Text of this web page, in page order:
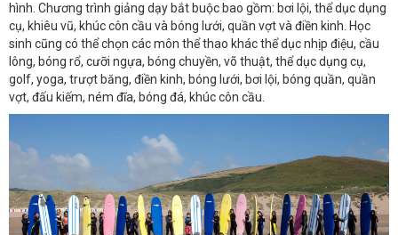
hình. Chương trình giảng dạy bắt buộc bao gồm: bơi lội, thể dục dụng
cụ, khiêu vũ, khúc côn cầu và bóng lưới, quần vợt và điền kinh. Học
sinh cũng có thể chọn các môn thể thao khác thể dục nhịp điệu, cầu
lông, bóng rổ, cưỡi ngựa, bóng chuyền, võ thuật, thể dục dụng cụ,
golf, yoga, trượt băng, điền kinh, bóng lưới, bơi lội, bóng quần, quần
vợt, đấu kiếm, ném đĩa, bóng đá, khúc côn cầu.